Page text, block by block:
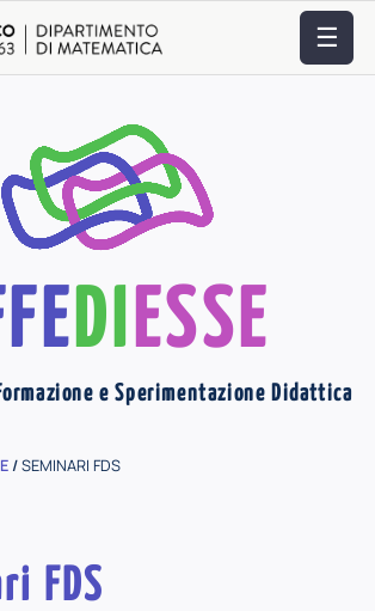
☰
DIESSE
e Sperimentazione Didattica
/SEMINARI FDS
FDS